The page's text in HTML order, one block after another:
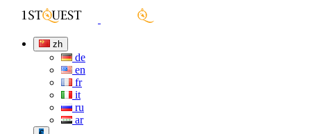
zh
de
en
fr
it
ru
ar